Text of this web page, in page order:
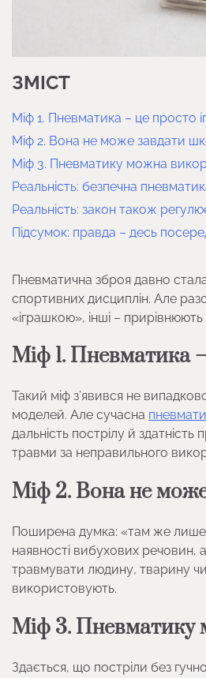
ЗМІСТ
Міф 1. Пневматика – це просто
Міф 2. Вона не може завдати
Міф 3. Пневматику можна
Реальність: безпечна
Реальність: закон також
Підсумок: правда – десь
Пневматична зброя давно
спортивних дисциплін. Але
«іграшкою», інші –
Міф 1. Пневматика
Такий міф з’явився не
моделей. Але сучасна
дальність пострілу й
травми за неправильного
Міф 2. Вона не
Поширена думка: «там же лише
наявності вибухових речовин,
травмувати людину, тварину чи
використовують.
Міф 3. Пневматику
Здається, що постріли без